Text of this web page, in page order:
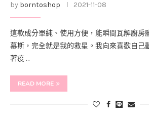
by borntoshop 2021-11-08
這款成分單純、使用方便，能瞬間瓦解廚房
慕斯，完全就是我的救星。我向來喜歡自己
著疫 …
READ MORE